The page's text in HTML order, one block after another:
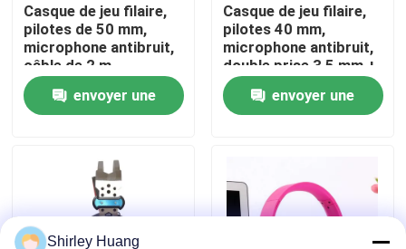
Nous contacter
Nouvelles
Demandez un devis
Clavier et souris d'ordinateur de câble
Casque de jeu filaire,
pilotes de 50 mm,
microphone antibruit,
câble de 2 m
envoyer une
Casque de jeu filaire,
pilotes 40 mm,
microphone antibruit,
double prise 3,5 mm +
USB, câble de 2 m
envoyer une
Shirley Huang